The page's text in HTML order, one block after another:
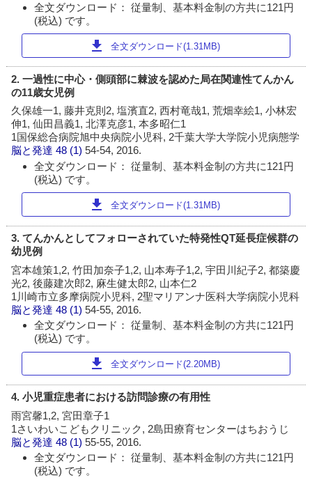
全文ダウンロード： 従量制、基本料金制の方共に121円
(税込) です。
download 全文ダウンロード(1.31MB)
2. 一過性に中心・側頭部に棘波を認めた局在関連性てんかん
の11歳女児例
久保雄一1, 藤井克則2, 塩濱直2, 西村竜哉1, 荒畑幸絵1, 小林宏
伸1, 仙田昌義1, 北澤克彦1, 本多昭仁1
1国保総合病院旭中央病院小児科, 2千葉大学大学院小児病態学
脳と発達 48 (1)54-54, 2016.
全文ダウンロード： 従量制、基本料金制の方共に121円
(税込) です。
download 全文ダウンロード(1.31MB)
3. てんかんとしてフォローされていた特発性QT延長症候群の
幼児例
宮本雄策1,2, 竹田加奈子1,2, 山本寿子1,2, 宇田川紀子2, 都築慶
光2, 後藤建次郎2, 麻生健太郎2, 山本仁2
1川崎市立多摩病院小児科, 2聖マリアンナ医科大学病院小児科
脳と発達 48 (1)54-55, 2016.
全文ダウンロード： 従量制、基本料金制の方共に121円
(税込) です。
download 全文ダウンロード(2.20MB)
4. 小児重症患者における訪問診療の有用性
雨宮馨1,2, 宮田章子1
1さいわいこどもクリニック, 2島田療育センターはちおうじ
脳と発達 48 (1)55-55, 2016.
全文ダウンロード： 従量制、基本料金制の方共に121円
(税込) です。